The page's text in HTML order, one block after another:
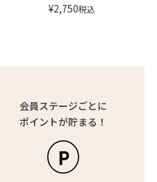
¥2,750税込
会員ステージごとに
ポイントが貯まる！